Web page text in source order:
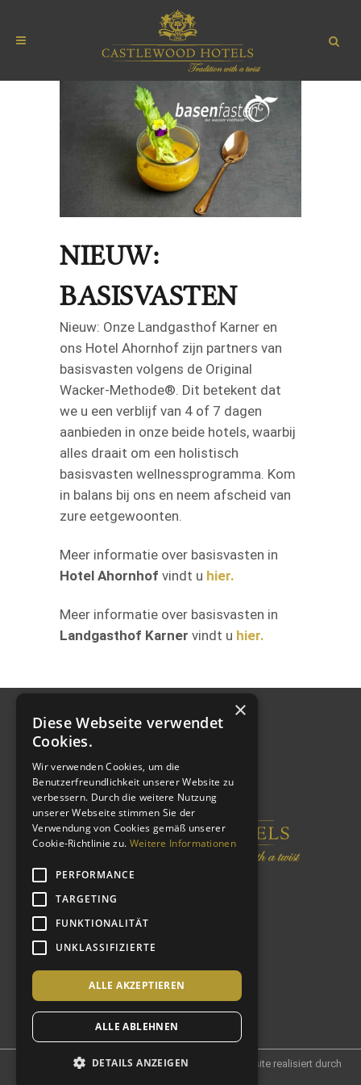
NIEUW:
BASISVASTEN
Nieuw: Onze Landgasthof Karner en
ons Hotel Ahornhof zijn partners van
basisvasten volgens de Original
Wacker-Methode®. Dit betekent dat
we u een verblijf van 4 of 7 dagen
aanbieden in onze beide hotels, waarbij
alles draait om een holistisch
basisvasten wellnessprogramma. Kom
in balans bij ons en neem afscheid van
zure eetgewoonten.
Meer informatie over basisvasten in
Hotel Ahornhof vindt u hier.
Meer informatie over basisvasten in
Landgasthof Karner vindt u hier.
© 2021 Castlewood Hotels und Resorts AG – Website realisiert durch
×
Diese Webseite verwendet
Cookies.
Wir verwenden Cookies, um die
Benutzerfreundlichkeit unserer Website zu
verbessern. Durch die weitere Nutzung
unserer Webseite stimmen Sie der
Verwendung von Cookies gemäß unserer
Cookie-Richtlinie zu. Weitere Informationen
PERFORMANCE
TARGETING
FUNKTIONALITÄT
UNKLASSIFIZIERTE
ALLE AKZEPTIEREN
ALLE ABLEHNEN
DETAILS ANZEIGEN